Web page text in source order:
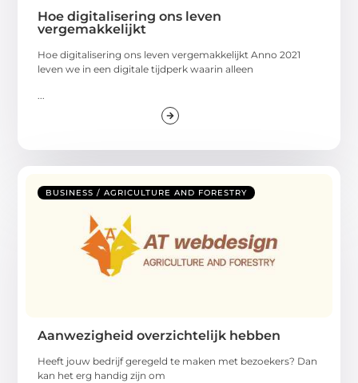
Hoe digitalisering ons leven
vergemakkelijkt
Hoe digitalisering ons leven vergemakkelijkt Anno 2021
leven we in een digitale tijdperk waarin alleen
BUSINESS / AGRICULTURE AND FORESTRY
Aanwezigheid overzichtelijk hebben
Heeft jouw bedrijf geregeld te maken met bezoekers? Dan
kan het erg handig zijn om